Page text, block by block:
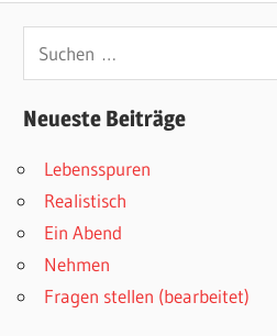
Suchen
nach:
Neueste Beiträge
Lebensspuren
Realistisch
Ein Abend
Nehmen
Fragen stellen (bearbeitet)